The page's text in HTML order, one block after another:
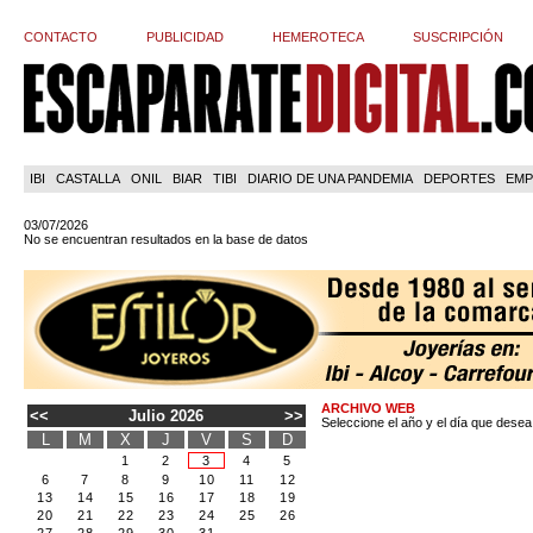
CONTACTO PUBLICIDAD HEMEROTECA SUSCRIPCIÓN
IBI CASTALLA ONIL BIAR TIBI DIARIO DE UNA PANDEMIA DEPORTES
03/07/2026
No se encuentran resultados en la base de datos
<< Julio 2026
>>
L
M X J V S D
1 2 3 4
5
6
7 8 9 10 11
12
13
14 15 16 17 18
19
20
21 22 23 24 25
26
ARCHIVO WEB
Seleccione el año y el día que